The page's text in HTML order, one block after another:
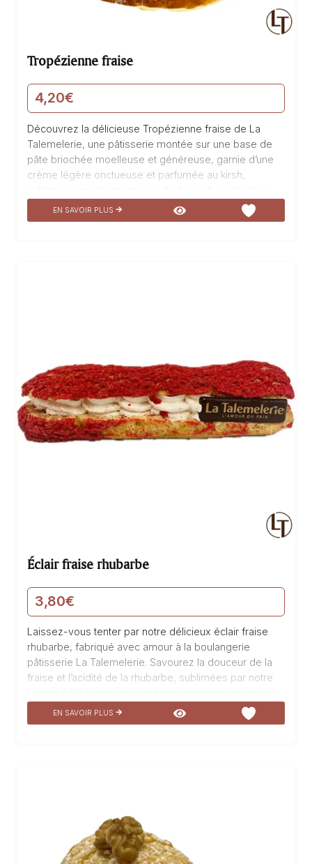
Tropézienne fraise
4,20€
Découvrez la délicieuse Tropézienne fraise de La
Talemelerie, une pâtisserie montée sur une base de
pâte briochée moelleuse et généreuse, garnie d’une
crème légère onctueuse et parfumée au kirsh,
Un véritable hymne à la gourmandise, cette pâtisserie
est un véritable délice pour les papilles, à savourer
EN SAVOIR PLUS
Éclair fraise rhubarbe
3,80€
Laissez-vous tenter par notre délicieux éclair fraise
rhubarbe, fabriqué avec amour à la boulangerie
pâtisserie La Talemelerie. Savourez la douceur de la
fraise et l’acidité de la rhubarbe, sublimées par notre
en bouche, un véritable plaisir pour les papilles. L’éclair
fraise rhubarbe est un incontournable de notre
EN SAVOIR PLUS